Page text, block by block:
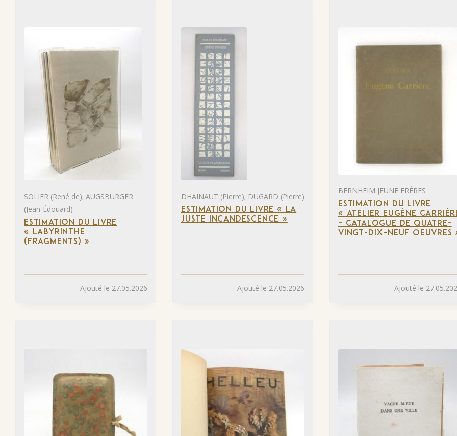
SOLIER (René de); AUGSBURGER
(Jean-Édouard)
ESTIMATION DU LIVRE
« LABYRINTHE
(FRAGMENTS) »
Ajouté le 27.05.2026
DHAINAUT (Pierre); DUGARD (Pierre)
ESTIMATION DU LIVRE « LA
JUSTE INCANDESCENCE »
Ajouté le 27.05.2026
BERNHEIM JEUNE FRÈRES
ESTIMATION DU LIVRE
« ATELIER EUGÈNE
– CATALOGUE DE QUATRE-
VINGT-DIX-NEUF OEUVRES
Ajouté le